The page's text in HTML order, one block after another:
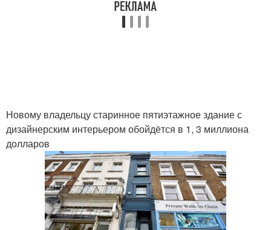
Новому владельцу старинное пятиэтажное здание с
дизайнерским интерьером обойдётся в 1, 3 миллиона
долларов